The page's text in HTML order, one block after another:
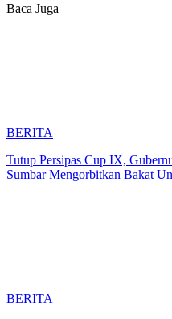
Baca Juga
BERITA
Tutup Persipas Cup IX,
Sumbar Mengorbitkan Bakat
BERITA